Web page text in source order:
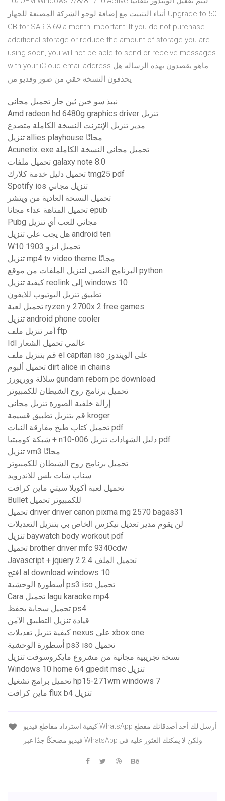
أثناء التثبيت مع إضافة لوجو الشركة المصنعة للجهاز Upgrade to 50
GB for SAR 3.69 a month Important: If you do not purchase
additional storage or reduce the amount of storage you are
using soon, you will not be able to send or receive messages
with your iCloud email address ماهو يقصدون بهذه الرساله هل
يحذفون النسخه حقي من صور وفديو من
نبيذ سو خين ثين جار تحميل مجاني
Amd radeon hd 6480g graphics driver تنزيل
مدير تنزيل الإنترنت النسخة الكاملة متصدع
تنزيل allies playhouse مجانًا
Acunetix..exe تحميل مجاني النسخة الكاملة
تحميل ملفات galaxy note 8.0
تحميل دليل خدمة كلارك tmg25 pdf
Spotify ios تنزيل مجاني
تحميل النسخة العادية من ويتشر
تحميل المتاهة عداء مجانا epub
Pubg مجاني للعب أي تنزيل
هل يجب علي تنزيل android ten
W10 1903 تحميل ايزو
تنزيل mp4 tv video theme مجانًا
البرنامج النصي لتنزيل الملفات من موقع python
كيفية تنزيل reolink إلى windows 10
تطبيق تنزيل اليوتيوب للايفون
تحميل لعبة ryzen y 2700x 2 free games
تنزيل android phone cooler
أمر تنزيل ملف ftp
Idl عالمي تحميل الشعار
قم بتنزيل ملف el capitan iso على الويندوز
تحميل ألبوم dirt alice in chains
سلالة ووريورز gundam reborn pc download
تحميل برنامج روح الشيطان للكمبيوتر
إزالة خلفية الصورة تنزيل مجاني
قم بتنزيل تطبيق قسيمة kroger
تحميل كتاب طبخ مفارقة النبات pdf
شبكة كومبتيا + n10-006 دليل الشهادات تنزيل pdf
تنزيل vm3 مجانًا
تحميل برنامج روح الشيطان للكمبيوتر
سناب شات بلس للاندرويد
تحميل لعبة أكويلا سيتي ماين كرافت
Bullet للكمبيوتر تحميل
تحميل driver driver canon pixma mg 2570 bagas31
لن يقوم مدير تعديل نيكزس الخاص بي بتنزيل التعديلات
تنزيل baywatch body workout pdf
تحميل brother driver mfc 9340cdw
Javascript + jquery 2.2.4 تحميل الملف
افتح al download windows 10
أسطورة الوحشية ps3 iso تحميل
Cara تحميل lagu karaoke mp4
تحميل سحابة يحفظ ps4
قيادة تنزيل التطبيق الآمن
كيفية تنزيل تعديلات nexus على xbox one
أسطورة الوحشية ps3 iso تحميل
نسخة تجريبية مجانية من مشروع مايكروسوفت تنزيل
Windows 10 home 64 gpedit msc تنزيل
تحميل برامج تشغيل hp15-271wm windows 7
ماين كرافت flux b4 تنزيل
فيديو مضحكًا جدًا عبر WhatsApp ولكن لا يمكنك العثور عليه في